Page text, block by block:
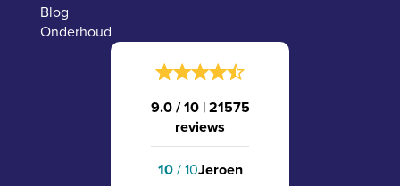
Blog
Onderhoud
9.0 / 10 |21575
reviews
10/ 10Jeroen